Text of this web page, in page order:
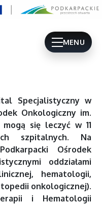
MENU
Specjalistyczny w
Onkologiczny im.
mogą się leczyć w 11
szpitalnych. Na
Ośrodek
oddziałami
hematologii,
onkologicznej).
i Hematologii